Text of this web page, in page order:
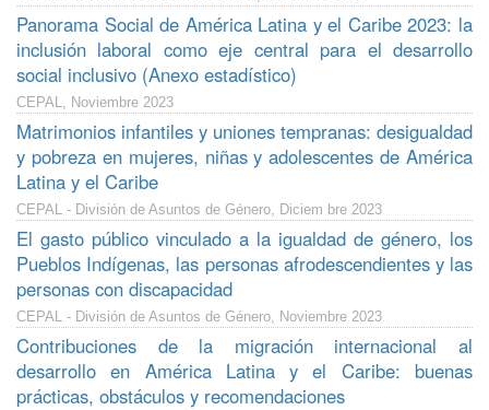
Panorama Social de América Latina y el Caribe 2023: la
inclusión laboral como eje central para el desarrollo
social inclusivo (Anexo estadístico)
CEPAL, Noviembre 2023
Matrimonios infantiles y uniones tempranas: desigualdad
y pobreza en mujeres, niñas y adolescentes de América
Latina y el Caribe
CEPAL - División de Asuntos de Género, Diciem bre 2023
El gasto público vinculado a la igualdad de género, los
Pueblos Indígenas, las personas afrodescendientes y las
personas con discapacidad
CEPAL - División de Asuntos de Género, Noviembre 2023
Contribuciones de la migración internacional al
desarrollo en América Latina y el Caribe: buenas
prácticas, obstáculos y recomendaciones